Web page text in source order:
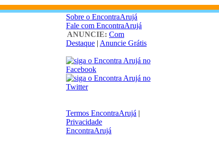
Sobre o EncontraArujá
Fale com EncontraArujá
ANUNCIE: Com
Destaque | Anuncie Grátis
Termos EncontraArujá |
Privacidade
EncontraArujá